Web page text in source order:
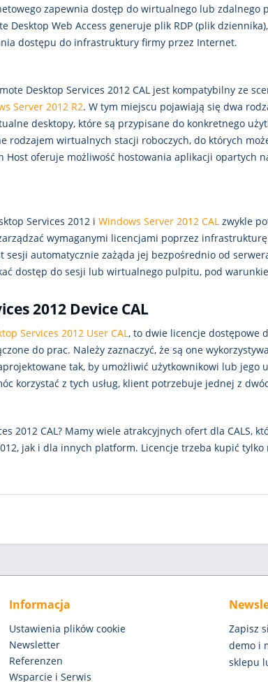
zapewnia dostęp do wirtualnego lub zdalnego
Desktop Web Access generuje plik RDP (plik
dostępu do infrastruktury firmy przez Internet.
Desktop Services 2012 CAL jest kompatybilny ze
Server 2012 R2. W tym miejscu pojawiają się dwa
desktopy, które są przypisane do konkretnego
rodzajem wirtualnych stacji roboczych, do których
Host oferuje możliwość hostowania aplikacji opartych
Services 2012 i Windows Server 2012 CAL zwykle
wymaganymi licencjami poprzez infrastrukturę
sesji automatycznie zażąda jej bezpośrednio od
dostęp do sesji lub wirtualnego pulpitu, pod
2012 Device CAL
Services 2012 User CAL, to dwie licencje dostępowe
do prac. Należy zaznaczyć, że są one
tak, by umożliwić użytkownikowi lub jego
korzystać z tych usług, klient potrzebuje jednej z
2012 CAL? Mamy wiele atrakcyjnych ofert dla CALS,
jak i dla innych platform. Licencje trzeba kupić tylko
Informacja
Ustawienia plików cookie
Newsletter
Referenzen
Wsparcie i Serwis
Zapisz
demo i
sklepu